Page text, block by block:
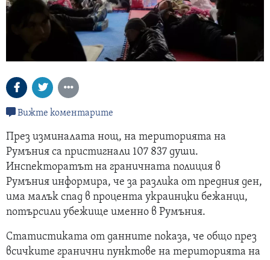
Вижте коментарите
През изминалата нощ, на територията на
Румъния са пристигнали 107 837 души.
Инспекторатът на граничната полиция в
Румъния информира, че за разлика от предния ден,
има малък спад в процента украинцки бежанци,
потърсили убежище именно в Румъния.
Статистиката от данните показа, че общо през
всичките гранични пунктове на територията на